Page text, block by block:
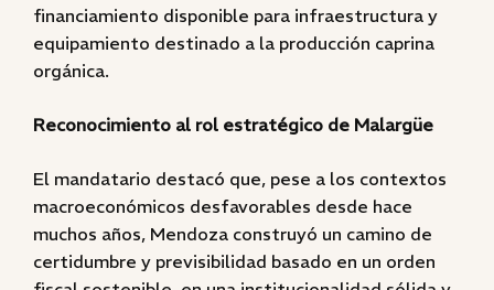
financiamiento disponible para infraestructura y
equipamiento destinado a la producción caprina
orgánica.
Reconocimiento al rol estratégico de Malargüe
El mandatario destacó que, pese a los contextos
macroeconómicos desfavorables desde hace
muchos años, Mendoza construyó un camino de
certidumbre y previsibilidad basado en un orden